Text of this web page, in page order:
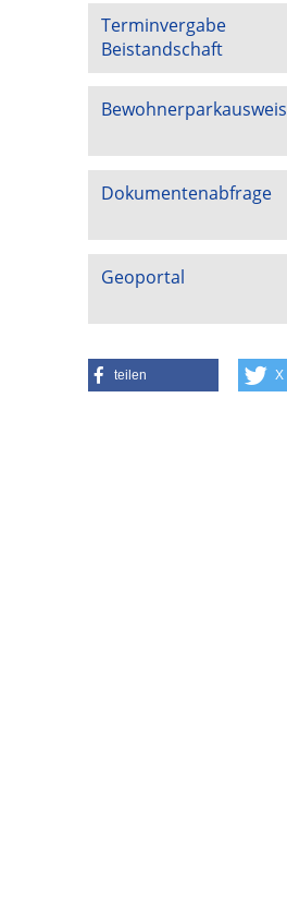
Terminvergabe
Beistandschaft
Bewohnerparkausweis
Dokumentenabfrage
Geoportal
teilen X